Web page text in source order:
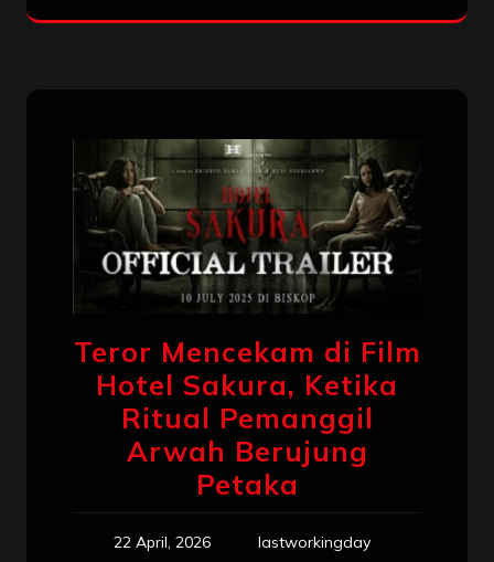
Teror Mencekam di Film
Hotel Sakura, Ketika
Ritual Pemanggil
Arwah Berujung
Petaka
22 April, 2026
lastworkingday